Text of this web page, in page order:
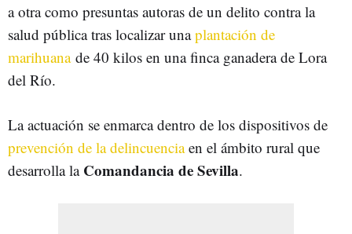
a otra como presuntas autoras de un delito contra la
salud pública tras localizar unaplantación de
marihuanade 40 kilos en una finca ganadera de Lora
del Río.
La actuación se enmarca dentro de los dispositivos de
prevención de la delincuenciaen el ámbito rural que
desarrolla la Comandancia de Sevilla.